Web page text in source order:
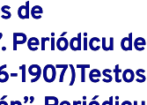
de
Periódicu de
1907)Testos